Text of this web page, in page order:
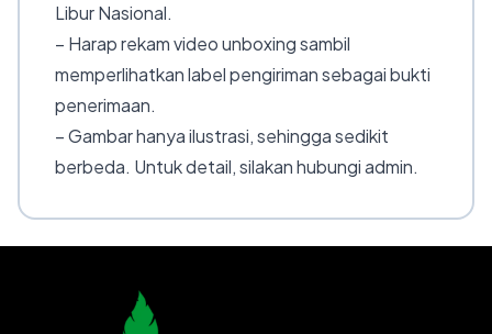
Libur Nasional.
– Harap rekam video unboxing sambil
memperlihatkan label pengiriman sebagai bukti
penerimaan.
– Gambar hanya ilustrasi, sehingga sedikit
berbeda. Untuk detail, silakan hubungi admin.